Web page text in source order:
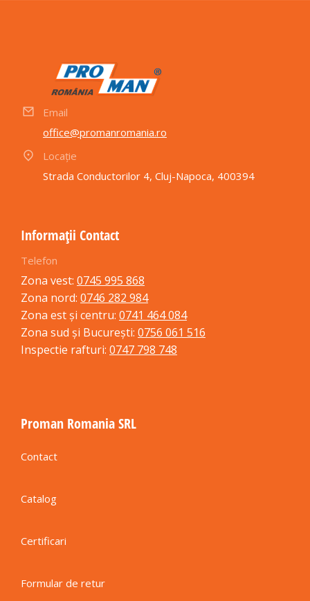
Email
office@promanromania.ro
Locație
Strada Conductorilor 4, Cluj-Napoca, 400394
Informații Contact
Telefon
Zona vest: 0745 995 868
Zona nord: 0746 282 984
Zona est și centru: 0741 464 084
Zona sud și București: 0756 061 516
Inspectie rafturi: 0747 798 748
Proman Romania SRL
Contact
Catalog
Certificari
Formular de retur